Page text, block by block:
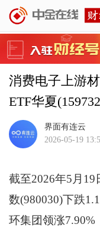
消费电子上游
ETF华夏
界面有连云
2026-05-19
截至2026年5月
数(980030)下跌
环集团领涨7.90%